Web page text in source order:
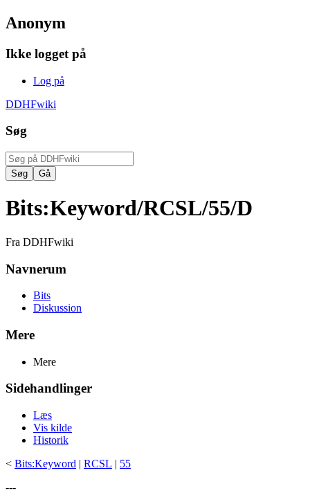
Anonym
Ikke logget på
Log på
DDHFwiki
Søg
Bits:Keyword/RCSL/55/D
Fra DDHFwiki
Navnerum
Bits
Diskussion
Mere
Mere
Sidehandlinger
Læs
Vis kilde
Historik
< Bits:Keyword | RCSL | 55
---